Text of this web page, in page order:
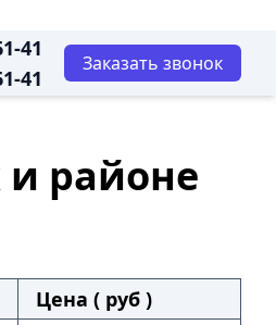
41
41
Заказать звонок
и районе
Цена ( руб )